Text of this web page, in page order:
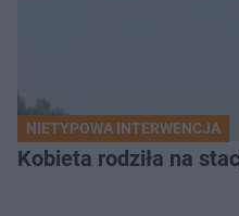
NIETYPOWA INTERWENCJA
Kobieta rodziła na